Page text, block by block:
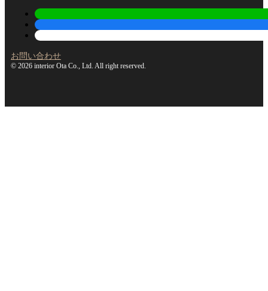
お問い合わせ
© 2026 interior Ota Co., Ltd. All right reserved.